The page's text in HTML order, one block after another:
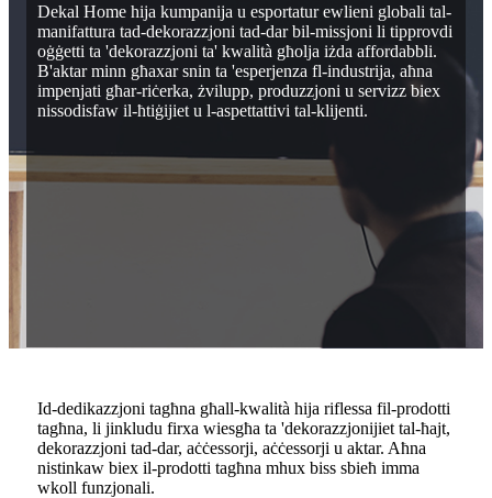
Dekal Home hija kumpanija u esportatur ewlieni globali tal-
manifattura tad-dekorazzjoni tad-dar bil-missjoni li tipprovdi
oġġetti ta 'dekorazzjoni ta' kwalità għolja iżda affordabbli.
B'aktar minn għaxar snin ta 'esperjenza fl-industrija, aħna
impenjati għar-riċerka, żvilupp, produzzjoni u servizz biex
nissodisfaw il-ħtiġijiet u l-aspettattivi tal-klijenti.
Id-dedikazzjoni tagħna għall-kwalità hija riflessa fil-prodotti
tagħna, li jinkludu firxa wiesgħa ta 'dekorazzjonijiet tal-ħajt,
dekorazzjoni tad-dar, aċċessorji, aċċessorji u aktar. Aħna
nistinkaw biex il-prodotti tagħna mhux biss sbieħ imma
wkoll funzjonali.